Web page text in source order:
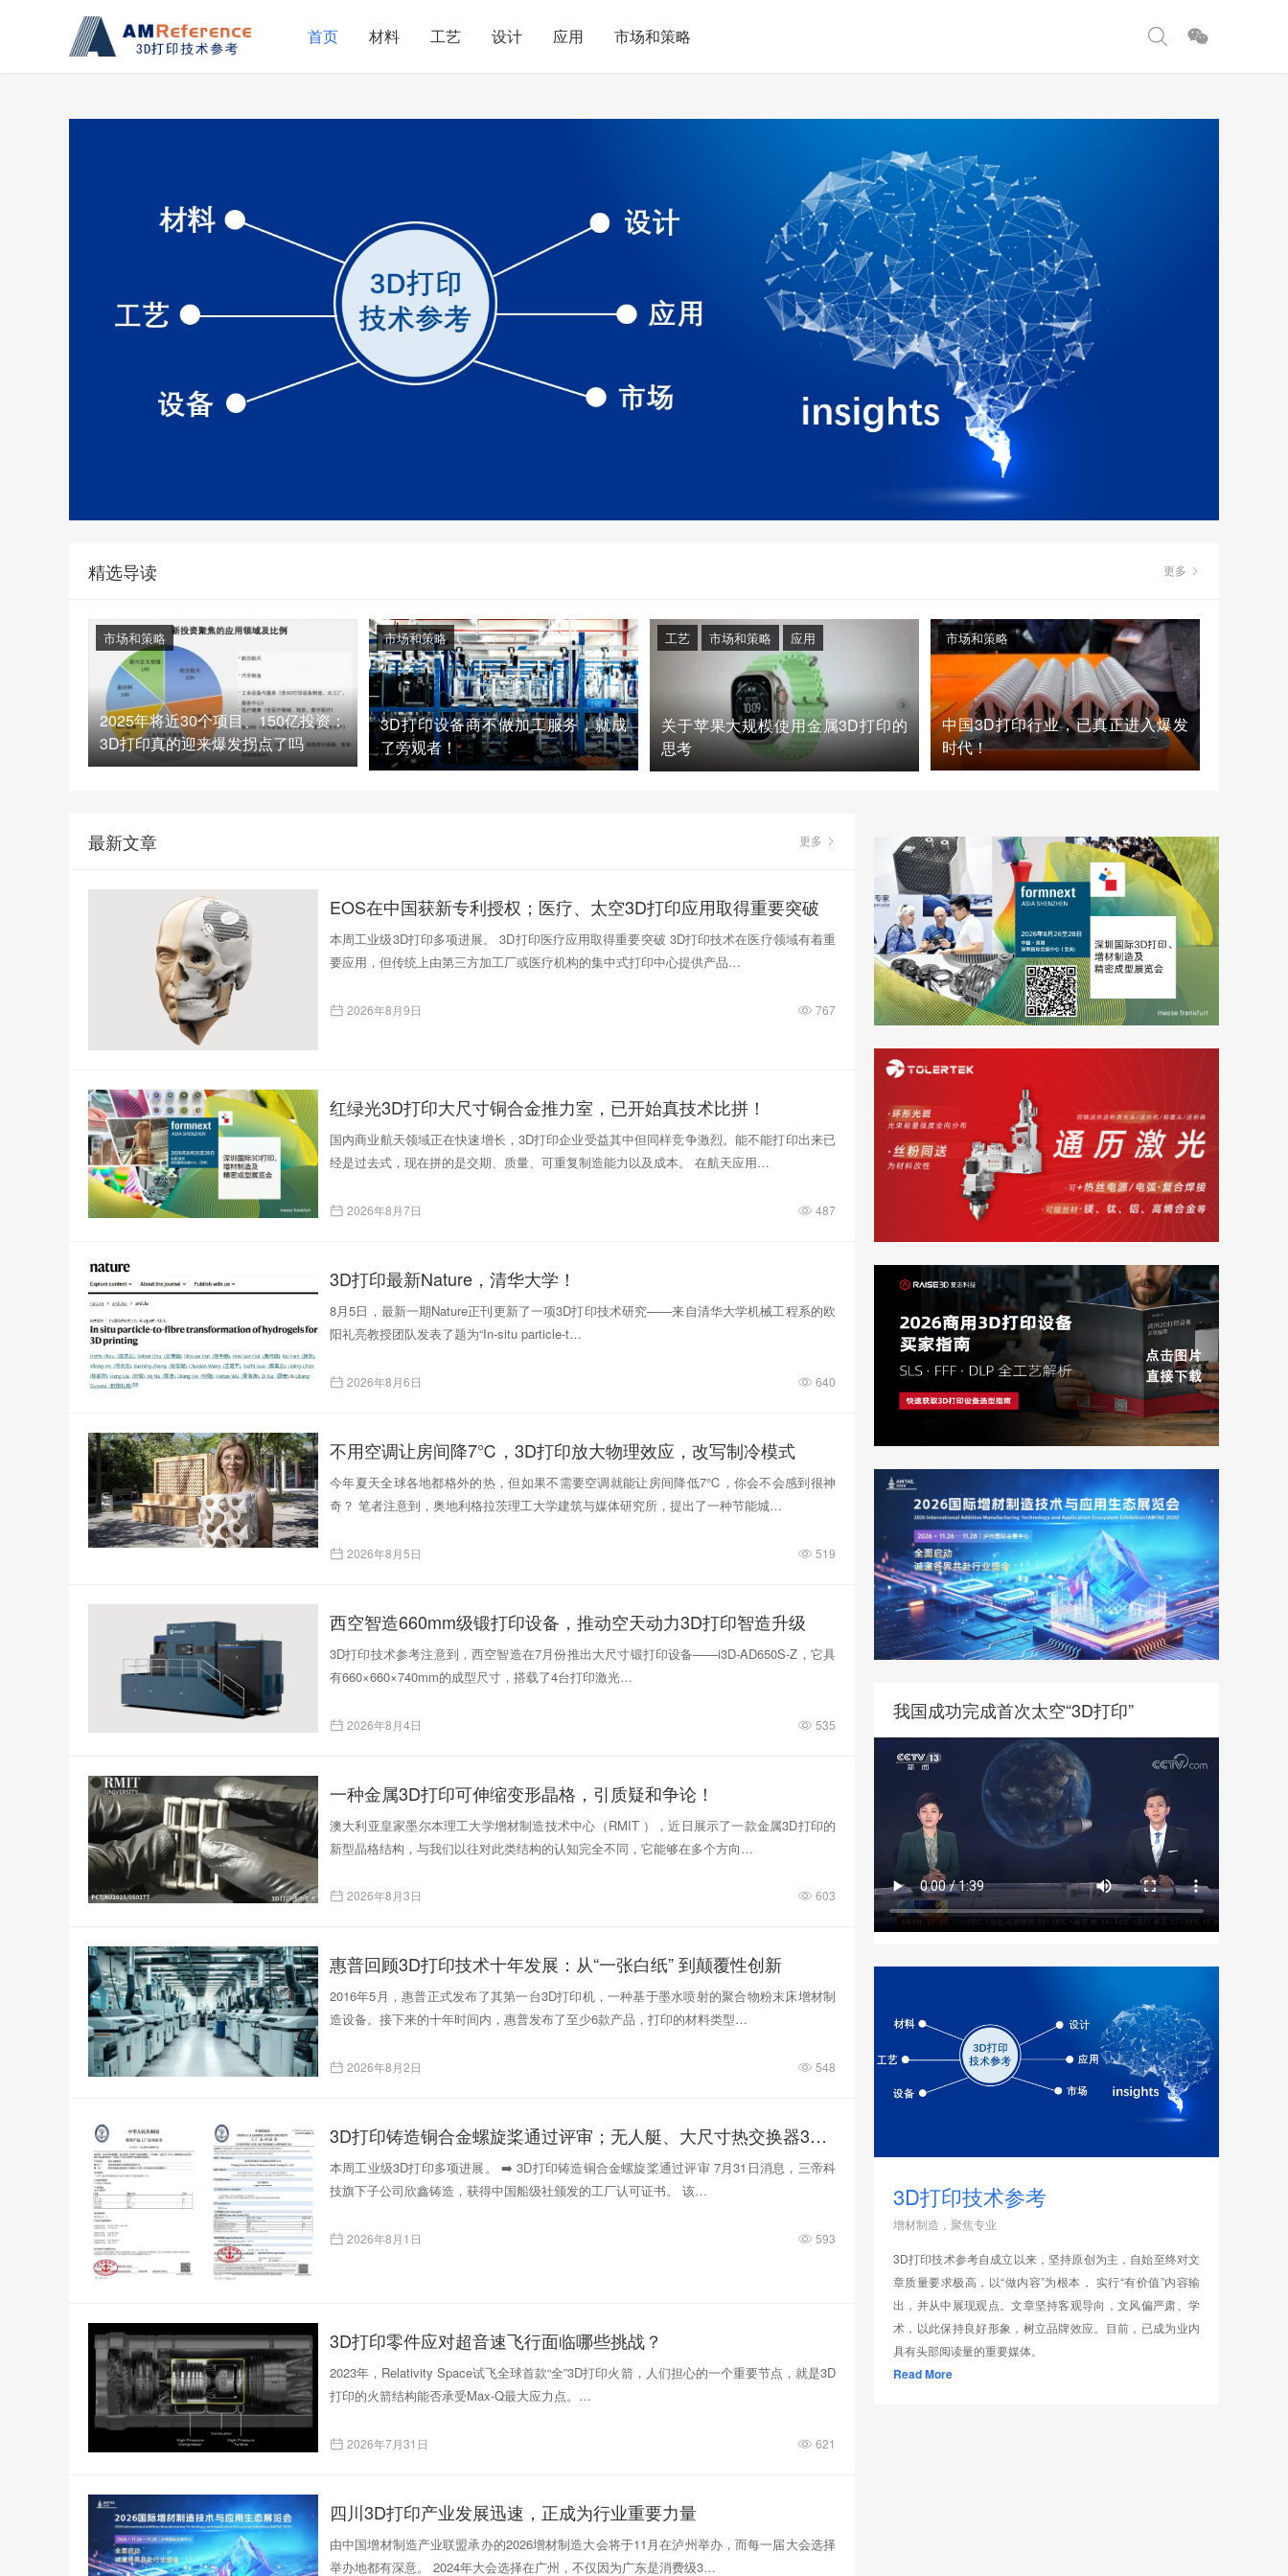
首页 材料 工艺 设计 应用 市场和策略
精选导读 更多
2025年将近30个项目、150亿投资：
3D打印真的迎来爆发拐点了吗
市场和策略
3D打印设备商不做加工服务，就成
了旁观者！
市场和策略
关于苹果大规模使用金属3D打印的
思考
工艺 市场和策略 应用
中国3D打印行业，已真正进入爆发
时代！
市场和策略
最新文章 更多
EOS在中国获新专利授权；医疗、太空3D打印应用取得重要突破
本周工业级3D打印多项进展。 3D打印医疗应用取得重要突破 3D打印技术在医疗领域有着重
要应用，但传统上由第三方加工厂或医疗机构的集中式打印中心提供产品…
2026年8月9日 767
红绿光3D打印大尺寸铜合金推力室，已开始真技术比拼！
国内商业航天领域正在快速增长，3D打印企业受益其中但同样竞争激烈。能不能打印出来已
经是过去式，现在拼的是交期、质量、可重复制造能力以及成本。 在航天应用…
2026年8月7日 487
3D打印最新Nature，清华大学！
8月5日，最新一期Nature正刊更新了一项3D打印技术研究——来自清华大学机械工程系的欧
阳礼亮教授团队发表了题为“In‑situ particle‑t…
2026年8月6日 640
不用空调让房间降7℃，3D打印放大物理效应，改写制冷模式
今年夏天全球各地都格外的热，但如果不需要空调就能让房间降低7℃，你会不会感到很神
奇？ 笔者注意到，奥地利格拉茨理工大学建筑与媒体研究所，提出了一种节能城…
2026年8月5日 519
西空智造660mm级锻打印设备，推动空天动力3D打印智造升级
3D打印技术参考注意到，西空智造在7月份推出大尺寸锻打印设备——i3D-AD650S-Z，它具
有660×660×740mm的成型尺寸，搭载了4台打印激光…
2026年8月4日 535
一种金属3D打印可伸缩变形晶格，引质疑和争论！
澳大利亚皇家墨尔本理工大学增材制造技术中心（RMIT ），近日展示了一款金属3D打印的
新型晶格结构，与我们以往对此类结构的认知完全不同，它能够在多个方向…
2026年8月3日 603
惠普回顾3D打印技术十年发展：从“一张白纸” 到颠覆性创新
2016年5月，惠普正式发布了其第一台3D打印机，一种基于墨水喷射的聚合物粉末床增材制
造设备。接下来的十年时间内，惠普发布了至少6款产品，打印的材料类型…
2026年8月2日 548
3D打印铸造铜合金螺旋桨通过评审；无人艇、大尺寸热交换器3D打印；人民网报道两家3D打印企业
本周工业级3D打印多项进展。 ➡️ 3D打印铸造铜合金螺旋桨通过评审 7月31日消息，三帝科
技旗下子公司欣鑫铸造，获得中国船级社颁发的工厂认可证书。 该…
2026年8月1日 593
3D打印零件应对超音速飞行面临哪些挑战？
2023年，Relativity Space试飞全球首款“全”3D打印火箭，人们担心的一个重要节点，就是3D
打印的火箭结构能否承受Max-Q最大应力点。…
2026年7月31日 621
四川3D打印产业发展迅速，正成为行业重要力量
由中国增材制造产业联盟承办的2026增材制造大会将于11月在泸州举办，而每一届大会选择
举办地都有深意。 2024年大会选择在广州，不仅因为广东是消费级3…
我国成功完成首次太空“3D打印”
3D打印技术参考
增材制造，聚焦专业
3D打印技术参考自成立以来，坚持原创为主，自始至终对文
章质量要求极高，以“做内容”为根本， 实行“有价值”内容输
出，并从中展现观点。文章坚持客观导向，文风偏严肃、学
术，以此保持良好形象，树立品牌效应。目前，已成为业内
具有头部阅读量的重要媒体。
Read More